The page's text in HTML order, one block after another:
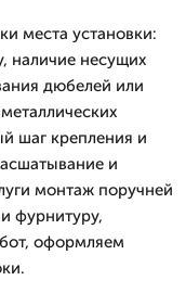
места установки:
наличие несущих
дюбелей или
шаг крепления и
и
монтаж поручней
фурнитуру,
оформляем